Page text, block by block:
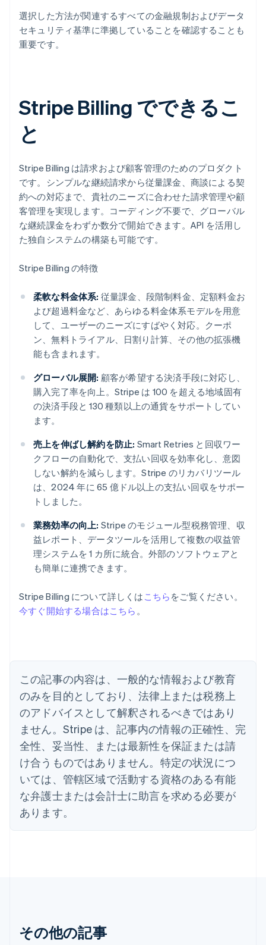
選択した方法が関連するすべての金融規制およびデータ
セキュリティ基準に準拠していることを確認することも
重要です。
Stripe Billing でできるこ
と
Stripe Billing は請求および顧客管理のためのプロダクト
です。シンプルな継続請求から従量課金、商談による契
約への対応まで、貴社のニーズに合わせた請求管理や顧
客管理を実現します。コーディング不要で、グローバル
な継続課金をわずか数分で開始できます。API を活用し
た独自システムの構築も可能です。
Stripe Billing の特徴
柔軟な料金体系: 従量課金、段階制料金、定額料金お
よび超過料金など、あらゆる料金体系モデルを用意
して、ユーザーのニーズにすばやく対応。クーポ
ン、無料トライアル、日割り計算、その他の拡張機
能も含まれます。
グローバル展開: 顧客が希望する決済手段に対応し、
購入完了率を向上。Stripe は 100 を超える地域固有
の決済手段と 130 種類以上の通貨をサポートしてい
ます。
売上を伸ばし解約を防止: Smart Retries と回収ワー
クフローの自動化で、支払い回収を効率化し、意図
しない解約を減らします。Stripe のリカバリツール
は、2024 年に 65 億ドル以上の支払い回収をサポー
トしました。
業務効率の向上: Stripe のモジュール型税務管理、収
益レポート、データツールを活用して複数の収益管
理システムを 1 カ所に統合。外部のソフトウェアと
も簡単に連携できます。
Stripe Billing について詳しくは こちら をご覧ください。
今すぐ開始する場合はこちら 。
この記事の内容は、一般的な情報および教育
のみを目的としており、法律上または税務上
のアドバイスとして解釈されるべきではあり
ません。Stripe は、記事内の情報の正確性、完
全性、妥当性、または最新性を保証または請
け合うものではありません。特定の状況につ
いては、管轄区域で活動する資格のある有能
な弁護士または会計士に助言を求める必要が
あります。
その他の記事
English
アメリカ
イギリス
イタリア
Italiano English
インド
English
エストニア
English
オーストラリア
English
オーストリア
Deutsch English
オランダ
Nederlands
ジブラルタル
English